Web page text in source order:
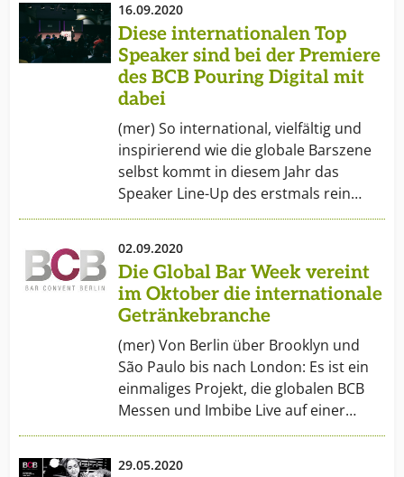
16.09.2020
Diese internationalen Top
Speaker sind bei der Premiere
des BCB Pouring Digital mit
dabei
(mer) So international, vielfältig und
inspirierend wie die globale Barszene
selbst kommt in diesem Jahr das
Speaker Line-Up des erstmals rein…
02.09.2020
Die Global Bar Week vereint
im Oktober die internationale
Getränkebranche
(mer) Von Berlin über Brooklyn und
São Paulo bis nach London: Es ist ein
einmaliges Projekt, die globalen BCB
Messen und Imbibe Live auf einer…
29.05.2020